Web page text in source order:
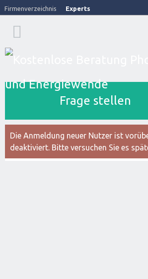
Firmenverzeichnis Experts
Frage stellen
Die Anmeldung neuer Nutzer ist
deaktiviert. Bitte versuchen Sie es